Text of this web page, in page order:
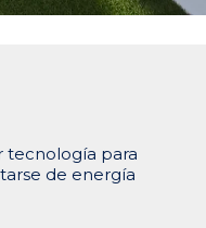
tecnología para
de energía
Amura Village